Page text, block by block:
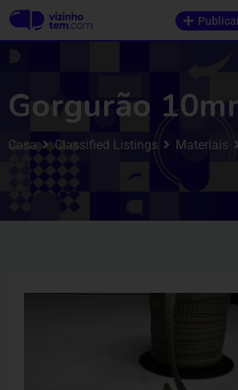
Gorgurão
Casa Classified Listings Materiais